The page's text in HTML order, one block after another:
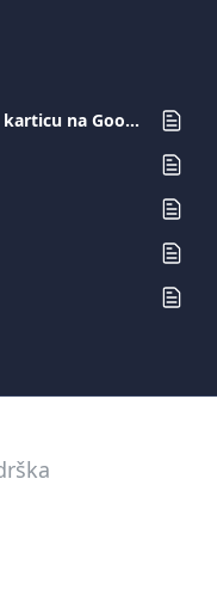
Kako mogu dodati svoju Viva.com karticu na Google Pay?